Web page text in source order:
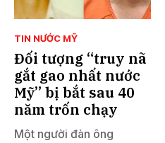
TIN NƯỚC MỸ
Đối tượng “truy nã
gắt gao nhất nước
Mỹ” bị bắt sau 40
năm trốn chạy
Một người đàn ông